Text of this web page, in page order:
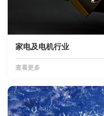
家电及电机行业
查看更多